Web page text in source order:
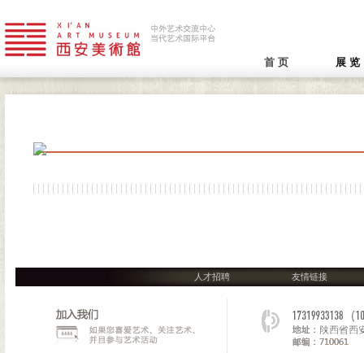
首 页 展 览
人才招聘 友情链接